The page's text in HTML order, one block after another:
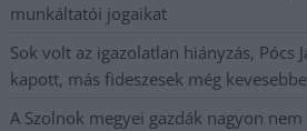
munkáltatói jogaikat
Sok volt az igazolatlan hiányzás, Pócs
kapott, más fideszesek még
A Szolnok megyei gazdák nagyon nem